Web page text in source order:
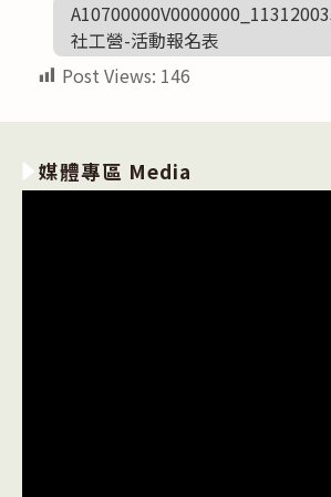
社工營-活動報名表
Post Views: 146
媒體專區 Media